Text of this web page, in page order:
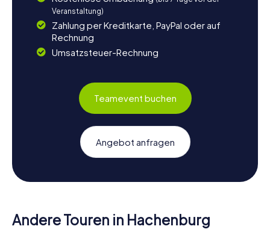
Veranstaltung)
Zahlung per Kreditkarte, PayPal oder auf
Rechnung
Umsatzsteuer-Rechnung
Teamevent buchen
Angebot anfragen
Andere Touren in Hachenburg